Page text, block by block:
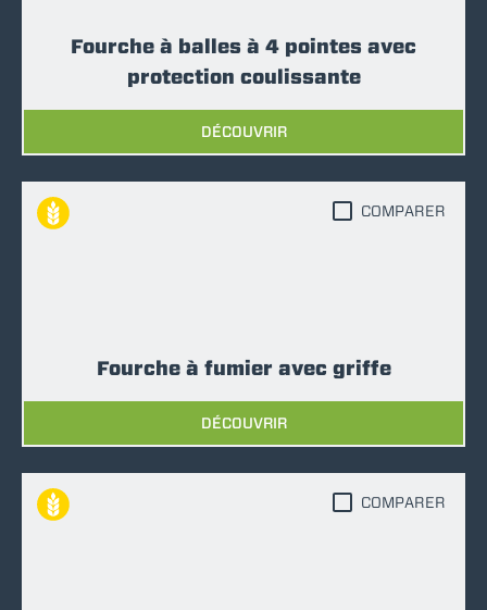
Fourche à balles à 4 pointes avec
protection coulissante
DÉCOUVRIR
Fourche à fumier avec griffe
DÉCOUVRIR
COMPARER
COMPARER